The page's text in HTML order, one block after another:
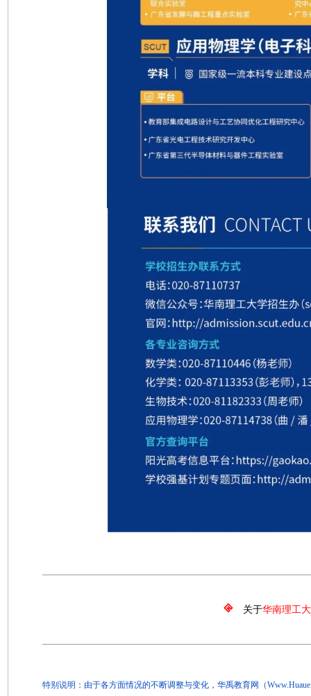
关于华南理工
特别说明：由于各方面情况的不断调整与变化，华禹教育网（